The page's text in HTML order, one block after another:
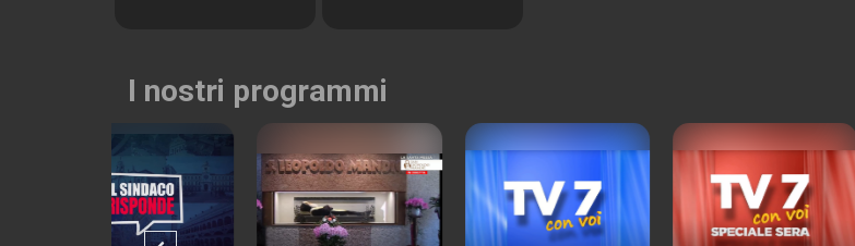
I nostri programmi